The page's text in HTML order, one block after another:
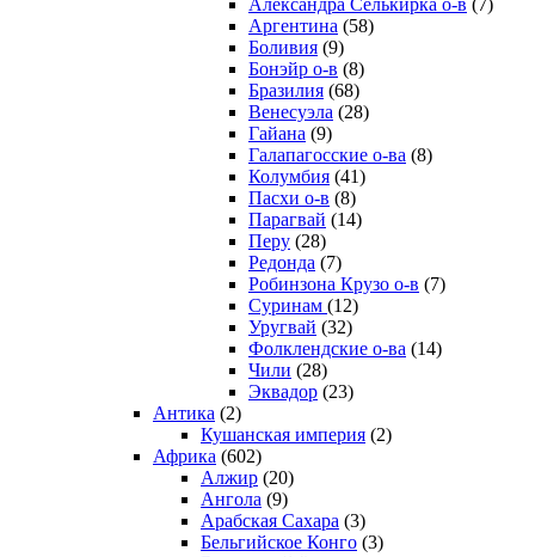
Аргентина (58)
Боливия (9)
Бонэйр о-в (8)
Бразилия (68)
Венесуэла (28)
Гайана (9)
Галапагосские о-ва (8)
Колумбия (41)
Пасхи о-в (8)
Парагвай (14)
Перу (28)
Редонда (7)
Робинзона Крузо о-в (7)
Суринам (12)
Уругвай (32)
Фолклендские о-ва (14)
Чили (28)
Эквадор (23)
Антика (2)
Кушанская империя (2)
Африка (602)
Алжир (20)
Ангола (9)
Арабская Сахара (3)
Бельгийское Конго (3)